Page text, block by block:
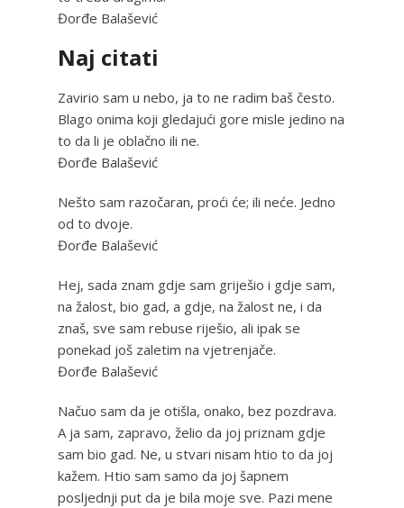
Đorđe Balašević
Naj citati
Zavirio sam u nebo, ja to ne radim baš često.
Blago onima koji gledajući gore misle jedino na
to da li je oblačno ili ne.
Đorđe Balašević
Nešto sam razočaran, proći će; ili neće. Jedno
od to dvoje.
Đorđe Balašević
Hej, sada znam gdje sam griješio i gdje sam,
na žalost, bio gad, a gdje, na žalost ne, i da
znaš, sve sam rebuse riješio, ali ipak se
ponekad još zaletim na vjetrenjače.
Đorđe Balašević
Načuo sam da je otišla, onako, bez pozdrava.
A ja sam, zapravo, želio da joj priznam gdje
sam bio gad. Ne, u stvari nisam htio to da joj
kažem. Htio sam samo da joj šapnem
posljednji put da je bila moje sve. Pazi mene